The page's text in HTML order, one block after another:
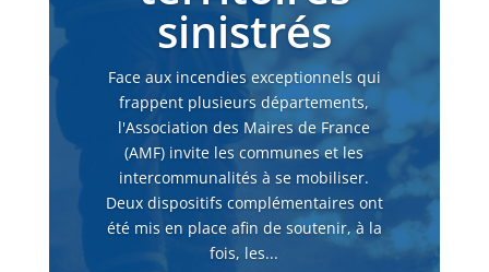
sinistrés
Face aux incendies exceptionnels qui
frappent plusieurs départements,
l'Association des Maires de France
(AMF) invite les communes et les
intercommunalités à se mobiliser.
Deux dispositifs complémentaires ont
été mis en place afin de soutenir, à la
fois, les...